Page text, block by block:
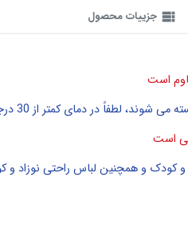
view_list جزییات محصول
است
دمای کمتر از 30 درجه سانتیگراد شسته شود.
است
کودک و همچنین لباس راحتی نوزاد و